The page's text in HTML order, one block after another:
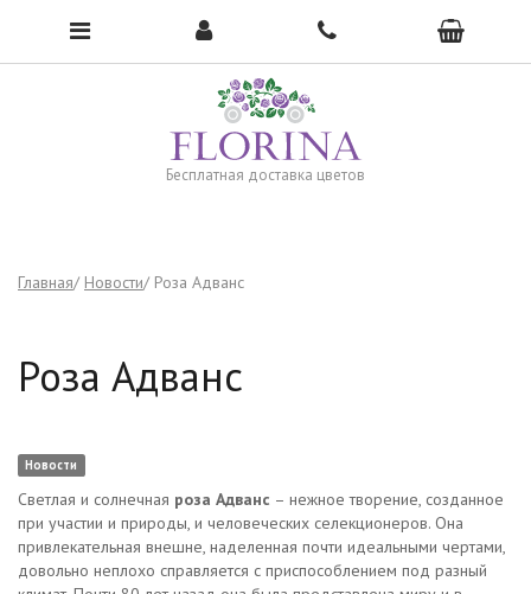
Бесплатная доставка цветов
Чтобы открыть меню, нажмите сюда →
Главная Новости Роза Адванс
Роза Адванс
Новости
Светлая и солнечная роза Адванс – нежное творение, созданное
при участии и природы, и человеческих селекционеров. Она
привлекательная внешне, наделенная почти идеальными чертами,
довольно неплохо справляется с приспособлением под разный